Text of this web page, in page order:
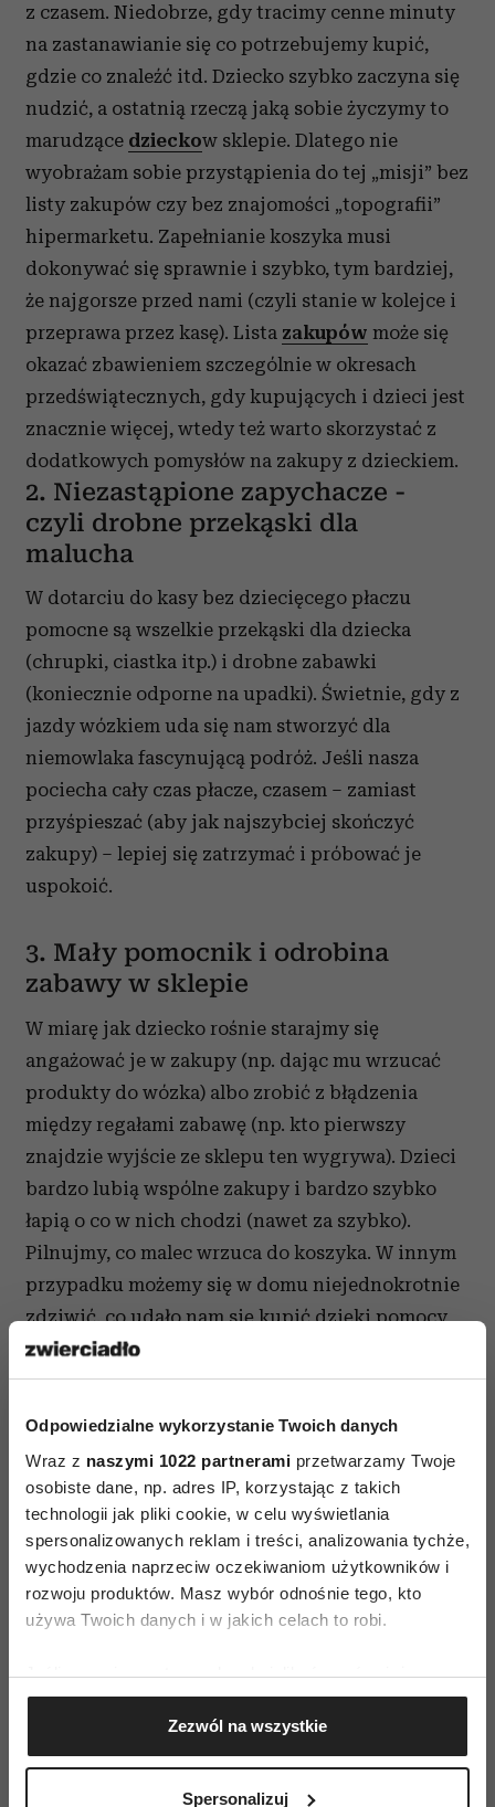
Odpowiedzialne wykorzystanie Twoich danych
Wraz z naszymi 1022 partnerami przetwarzamy Twoje
osobiste dane, np. adres IP, korzystając z takich
technologii jak pliki cookie, w celu wyświetlania
spersonalizowanych reklam i treści, analizowania tychże,
wychodzenia naprzeciw oczekiwaniom użytkowników i
rozwoju produktów. Masz wybór odnośnie tego, kto
używa Twoich danych i w jakich celach to robi.
Jeśli wyrazisz na to zgodę, chcielibyśmy również:
Gromadzić dane dotyczące Twojej lokalizacji
geograficznej z dokładnością nawet do kilku metrów
Identyfikować Twoje urządzenie, aktywnie
Zezwól na wszystkie
Spersonalizuj
z czasem. Niedobrze, gdy tracimy cenne minuty
na zastanawianie się co potrzebujemy kupić,
gdzie co znaleźć itd. Dziecko szybko zaczyna się
nudzić, a ostatnią rzeczą jaką sobie życzymy to
marudzące dzieckow sklepie. Dlatego nie
wyobrażam sobie przystąpienia do tej „misji” bez
listy zakupów czy bez znajomości „topografii”
hipermarketu. Zapełnianie koszyka musi
dokonywać się sprawnie i szybko, tym bardziej,
że najgorsze przed nami (czyli stanie w kolejce i
przeprawa przez kasę). Lista zakupów może się
okazać zbawieniem szczególnie w okresach
przedświątecznych, gdy kupujących i dzieci jest
znacznie więcej, wtedy też warto skorzystać z
dodatkowych pomysłów na zakupy z dzieckiem.
2. Niezastąpione zapychacze -
czyli drobne przekąski dla
malucha
W dotarciu do kasy bez dziecięcego płaczu
pomocne są wszelkie przekąski dla dziecka
(chrupki, ciastka itp.) i drobne zabawki
(koniecznie odporne na upadki). Świetnie, gdy z
jazdy wózkiem uda się nam stworzyć dla
niemowlaka fascynującą podróż. Jeśli nasza
pociecha cały czas płacze, czasem – zamiast
przyśpieszać (aby jak najszybciej skończyć
zakupy) – lepiej się zatrzymać i próbować je
uspokoić.
3. Mały pomocnik i odrobina
zabawy w sklepie
W miarę jak dziecko rośnie starajmy się
angażować je w zakupy (np. dając mu wrzucać
produkty do wózka) albo zrobić z błądzenia
między regałami zabawę (np. kto pierwszy
znajdzie wyjście ze sklepu ten wygrywa). Dzieci
bardzo lubią wspólne zakupy i bardzo szybko
łapią o co w nich chodzi (nawet za szybko).
Pilnujmy, co malec wrzuca do koszyka. W innym
przypadku możemy się w domu niejednokrotnie
zdziwić, co udało nam się kupić dzięki pomocy
naszego malucha.
4. Kasa - ostatni, najtrudniejszy
Przeprawa przez kasę jest najtrudniejszym
elementem naszej „misji” - wtedy z reguły
dziecko (a my tym bardziej) ma już dość
zakupów, a nasza podzielność uwagi jest
wystawiona na poważną próbę. Pocieszające jest
jednak to, że to już koniec „misji”.
o najważniejszym – o bezpieczeństwie dziecka.
Musimy mieć je koniecznie cały czas na oku oraz
starać się przewidzieć i zapobiec wszelkim
możliwym niebezpieczeństwom. Niestety - dzieci